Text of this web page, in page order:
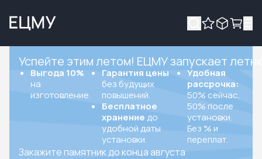
Успейте этим летом! ЕЦМУ запускает
Выгода 10%
на
изготовление.
Гарантия цены
без будущих
повышений.
Бесплатное
хранение до
удобной даты
установки.
Удобная
рассрочка:
50% сейчас,
50% после
установки.
Без % и
переплат.
Закажите памятник до конца августа